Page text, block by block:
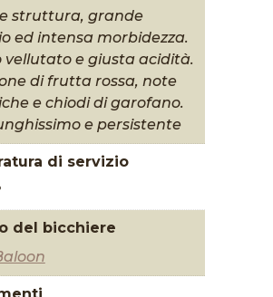
struttura, grande
ed intensa morbidezza.
vellutato e giusta acidità.
di frutta rossa, note
e chiodi di garofano.
e persistente
di servizio
del bicchiere